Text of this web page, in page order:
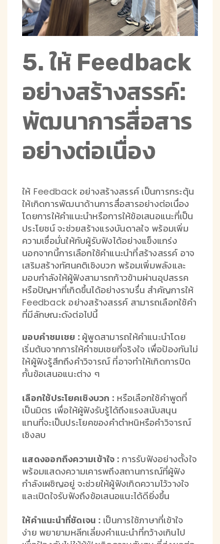
5. ให้ Feedback
อย่างสร้างสรรค์:
พัฒนาการสื่อสาร
อย่างต่อเนื่อง
ให้ Feedback อย่างสร้างสรรค์ เป็นการกระตุ้น
ให้เกิดการพัฒนาด้านการสื่อสารอย่างต่อเนื่อง
โดยการให้คำแนะนำหรือการให้ข้อเสนอแนะที่เป็น
ประโยชน์ จะช่วยสร้างแรงบันดาลใจ พร้อมเพิ่ม
ความเชื่อมั่นให้กับผู้รับฟังได้อย่างแข็งแกร่ง
นอกจากนี้การเลือกใช้คำแนะนำที่สร้างสรรค์ อาจ
เสริมสร้างทัศนคติเชิงบวก พร้อมเพิ่มพลังและ
มอบกำลังให้ผู้ฟังสามารถก้าวข้ามผ่านอุปสรรค
หรือปัญหาที่เกิดขึ้นได้อย่างราบรื่น สำคัญการให้
Feedback อย่างสร้างสรรค์ สามารถเลือกใช้คำ
ที่มีลักษณะดังต่อไปนี้
มอบคำชมเชย : ผู้พูดสามารถให้คำแนะนำโดย
เริ่มต้นจากการให้คำชมเชยที่จริงใจ เพื่อป้องกันไม่
ให้ผู้ฟังรู้สึกถึงคำวิจารณ์ ที่อาจทำให้เกิดการปิด
กั้นข้อเสนอแนะต่าง ๆ
เลือกใช้ประโยคเชิงบวก : หรือเลือกใช้คำพูดที่
เป็นมิตร เพื่อให้ผู้ฟังรับรู้ได้ถึงแรงสนับสนุน
แทนที่จะเป็นประโยคของคำตำหนิหรือคำวิจารณ์
เชิงลบ
แสดงออกถึงความเข้าใจ : การรับฟังอย่างตั้งใจ
พร้อมแสดงความเคารพถึงสถานการณ์ที่ผู้ฟัง
กำลังเผชิญอยู่ จะช่วยให้ผู้ฟังเกิดความไว้วางใจ
และเปิดใจรับฟังถึงข้อเสนอแนะได้ดียิ่งขึ้น
ให้คำแนะนำที่ชัดเจน : เป็นการใช้ภาษาที่เข้าใจ
ง่าย พยายามหลีกเลี่ยงคำแนะนำที่กว้างเกินไป